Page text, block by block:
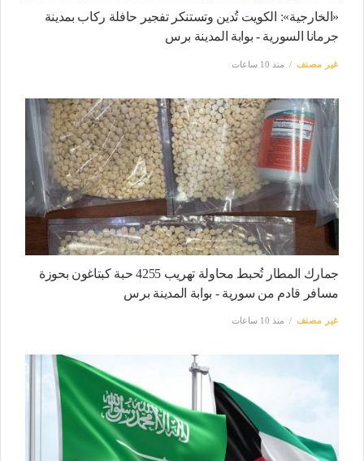
«الخارجية»: الكويت تُدين وتستنكر تفجير حافلة ركاب بمدينة
جرمانا السورية - بوابة المدينة برس
غير مصنف منذ 10 ساعات
جمارك المطار تُحبط محاولة تهريب 4255 حبة كبتاغون بحوزة
مسافر قادم من سورية - بوابة المدينة برس
غير مصنف منذ 10 ساعات